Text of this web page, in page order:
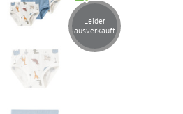
Artikel leider ausverkauft
Leider
ausverkauft